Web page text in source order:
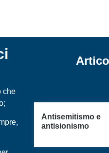
che
Antisemitismo e
antisionismo